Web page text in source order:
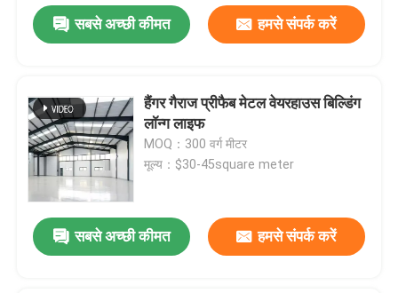
सबसे अच्छी कीमत हमसे संपर्क करें
हैंगर गैराज प्रीफैब मेटल वेयरहाउस बिल्डिंग
लॉन्ग लाइफ
MOQ：300 वर्ग मीटर
मूल्य：$30-45square meter
सबसे अच्छी कीमत हमसे संपर्क करें